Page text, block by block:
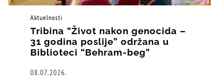
Aktuelnosti
Tribina “Život nakon genocida –
31 godina poslije” održana u
Biblioteci “Behram-beg”
08.07.2026.